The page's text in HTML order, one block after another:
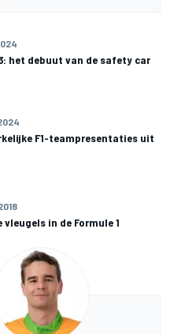
het debuut van de safety car
F1-teampresentaties uit
vleugels in de Formule 1